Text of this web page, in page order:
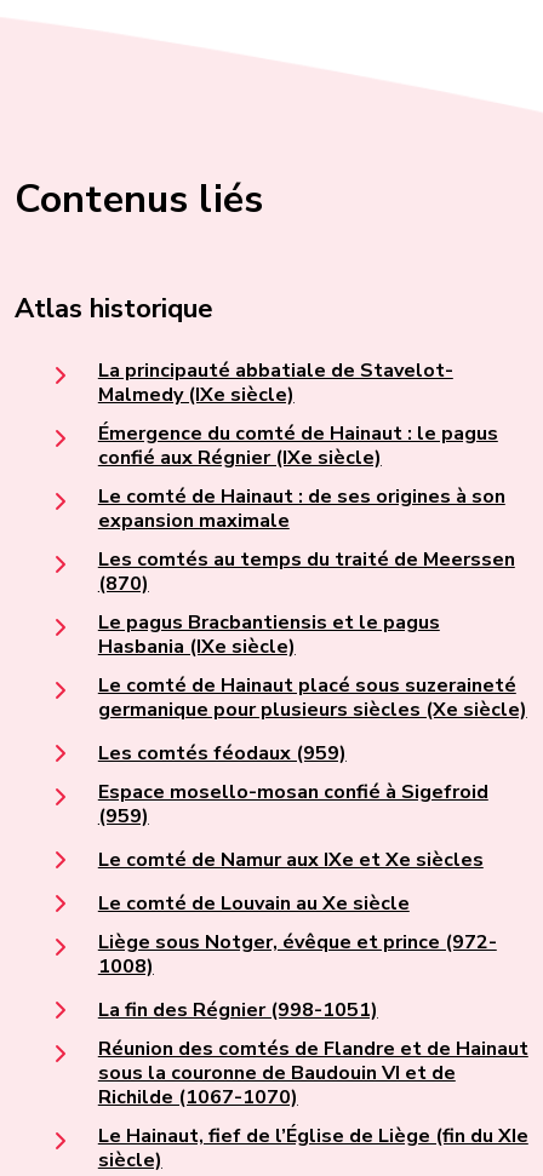
Contenus liés
Atlas historique
La principauté abbatiale de Stavelot-
Malmedy (IXe siècle)
Émergence du comté de Hainaut : le pagus
confié aux Régnier (IXe siècle)
Le comté de Hainaut : de ses origines à son
expansion maximale
Les comtés au temps du traité de Meerssen
(870)
Le pagus Bracbantiensis et le pagus
Hasbania (IXe siècle)
Le comté de Hainaut placé sous suzeraineté
germanique pour plusieurs siècles (Xe siècle)
Les comtés féodaux (959)
Espace mosello-mosan confié à Sigefroid
(959)
Le comté de Namur aux IXe et Xe siècles
Le comté de Louvain au Xe siècle
Liège sous Notger, évêque et prince (972-
1008)
La fin des Régnier (998-1051)
Réunion des comtés de Flandre et de Hainaut
sous la couronne de Baudouin VI et de
Richilde (1067-1070)
Le Hainaut, fief de l’Église de Liège (fin du XIe
siècle)